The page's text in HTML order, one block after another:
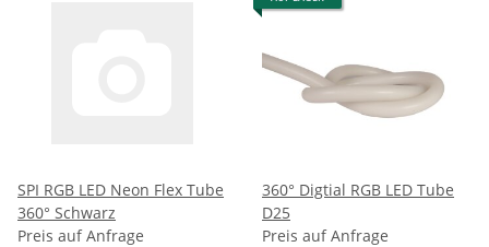
SPI RGB LED Neon Flex Tube
360° Schwarz
Preis auf Anfrage
360° Digtial RGB LED Tube
D25
Preis auf Anfrage